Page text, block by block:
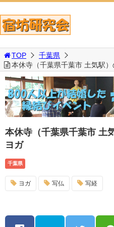
TOP
千葉県
本休寺（千葉県千葉市 土気駅
本休寺（千葉県千葉市 土
ヨガ
千葉県
ヨガ 写仏 写経